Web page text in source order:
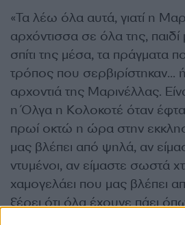
«Τα λέω όλα αυτά, γιατί η
αρχόντισσα σε όλα της,
σπίτι της μέσα, τα πράγματα
τρόπος που σερβιρίστηκαν…
αρχοντιά της Μαρινέλλας.
η Όλγα η Κολοκοτέ όταν
πρωί οκτώ η ώρα στην
μας βλέπει από ψηλά, αν
ντυμένοι, αν είμαστε σωστά
χαμογελάει που μας βλέπει
ξέρει ότι όλα έχουνε πάει
ήθελε», αποκάλυψε η Μαίρη